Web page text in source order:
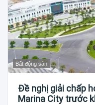
Bất động sản
Đề nghị giải chấp
Marina City trước